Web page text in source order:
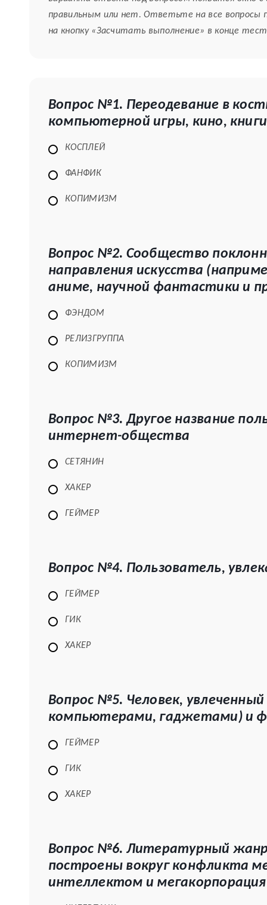
правильным или нет. Ответьте на все вопросы
на кнопку «Засчитать выполнение» в конце
Вопрос №1. Переодевание в
компьютерной игры, кино,
КОСПЛЕЙ
ФАНФИК
КОПИМИЗМ
Вопрос №2. Сообщество
направления искусства
аниме, научной фантастики и
ФЭНДОМ
РЕЛИЗГРУППА
КОПИМИЗМ
Вопрос №3. Другое название
интернет-общества
СЕТЯНИН
ХАКЕР
ГЕЙМЕР
Вопрос №4. Пользователь,
ГЕЙМЕР
ГИК
ХАКЕР
Вопрос №5. Человек,
компьютерами, гаджетами) и
ГЕЙМЕР
ГИК
ХАКЕР
Вопрос №6. Литературный
построены вокруг конфликта
интеллектом и